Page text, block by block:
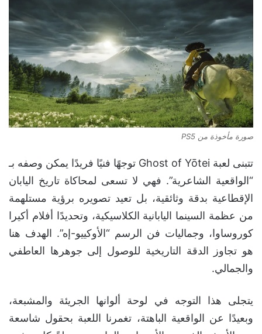
صورة مأخوذة من PS5
تتبنى لعبة Ghost of Yōtei توجهًا فنيًا فريدًا يمكن وصفه بـ
“الواقعية الشاعرية”. فهي لا تسعى لمحاكاة تاريخ اليابان
الإقطاعية بدقة وثائقية، بل تعيد تصويره برؤية مستلهمة
من عظمة السينما اليابانية الكلاسيكية، وتحديدًا أفلام أكيرا
كوروساوا، وجماليات فن الرسم “الأوكييو-إه”. الهدف هنا
هو تجاوز الدقة التاريخية للوصول إلى جوهرها العاطفي
والجمالي.
يتجلى هذا التوجه في لوحة ألوانها الجريئة والمشبعة،
وبعيدًا عن الواقعية الباهتة، تغمرنا اللعبة بحقول شاسعة